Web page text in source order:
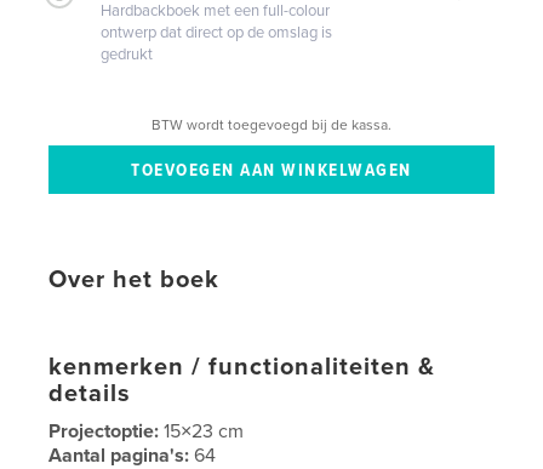
Hardbackboek met een full-colour
ontwerp dat direct op de omslag is
gedrukt
BTW wordt toegevoegd bij de kassa.
Over het boek
kenmerken / functionaliteiten &
details
Projectoptie:15×23 cm
Aantal pagina's:64